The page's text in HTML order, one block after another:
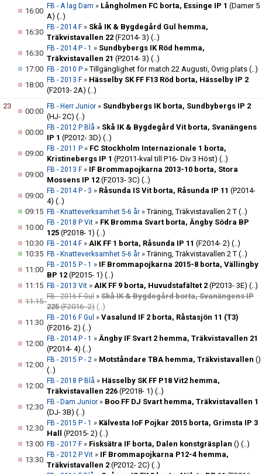
16:00
FB - A lag Dam » Långholmen FC borta, Essinge IP 1 (Damer 5
A) (..)
16:30
FB - 2014 F» Skå IK & Bygdegård Gul hemma,
Träkvistavallen 22 (F2014- 3) (..)
16:30
FB - 2014 P - 1 » Sundbybergs IK Röd hemma,
Träkvistavallen 21 (P2014- 3) (..)
17:00 FB - 2010 P »Tillgänglighet för match 22 Augusti, Övrig plats (..)
18:00
FB - 2013 F» Hässelby SK FF F13 Röd borta, Hässelby IP 2
(F2013- 2A) (..)
23
00:00
FB - Herr Junior » Sundbybergs IK borta, Sundbybergs IP 2
(HJ- 2C) (..)
00:00
FB - 2012 P Blå » Skå IK & Bygdegård Vit borta, Svanängens
IP 1 (P2012- 3D) (..)
09:00
FB - 2011 P » FC Stockholm Internazionale 1 borta,
Kristinebergs IP 1 (P2011-kval till P16- Div 3 Höst) (..)
09:00
FB - 2013 F» IF Brommapojkarna 2013-10 borta, Stora
Mossens IP 12 (F2013- 3C) (..)
09:00
FB - 2014 P - 3 » Råsunda IS Vit borta, Råsunda IP 11 (P2014-
4) (..)
09:15 FB - Knatteverksamhet 5-6 år »Träning, Träkvistavallen 2 T (..)
10:00
FB - 2018 P Vit » FK Bromma Svart borta, Ängby Södra BP
125 (P2018- 1) (..)
10:30 FB - 2014 F» AIK FF 1 borta, Råsunda IP 11 (F2014- 2) (..)
10:35 FB - Knatteverksamhet 5-6 år »Träning, Träkvistavallen 2 T (..)
11:00
FB - 2015 P - 1 » IF Brommapojkarna 2015-8 borta, Vällingby
BP 12 (P2015- 1) (..)
11:15 FB - 2013 Vit » AIK FF 9 borta, Huvudstafältet 2 (P2013- 3E) (..)
11:15
FB - 2016 F Gul » Skå IK & Bygdegård borta, Svanängens IP
225(F2016- 2) (..)
11:30
FB - 2016 F Gul » Vasalund IF 2 borta, Råstasjön 11 (T3)
(F2016- 2) (..)
12:00
FB - 2014 P - 1 » Ängby IF Svart 2 hemma, Träkvistavallen 21
(P2014- 4) (..)
12:00
FB - 2015 P - 2 » Motståndare TBA hemma, Träkvistavallen ()
(..)
12:00
FB - 2018 P Blå » Hässelby SK FF P18 Vit2 hemma,
Träkvistavallen 226 (P2018- 1) (..)
12:30
FB - Dam Junior » Boo FF DJ Svart hemma, Träkvistavallen 1
(DJ- 3B) (..)
12:30
FB - 2015 P - 1 » Kälvesta IoF Pojkar 2015 borta, Grimsta IP 3
Hall
(P2015- 2) (..)
13:00 FB - 2017 F» Fisksätra IF borta, Dalen konstgräsplan () (..)
13:30
FB - 2012 P Vit » IF Brommapojkarna P12-4 hemma,
Träkvistavallen 2 (P2012- 2C) (..)